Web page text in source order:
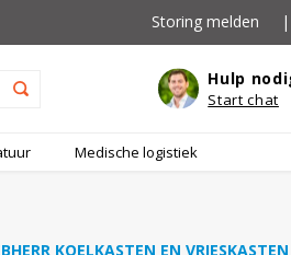
Storing melden |
Hulp
Start chat
Medische logistiek
KOELKASTEN EN VRIESKASTEN